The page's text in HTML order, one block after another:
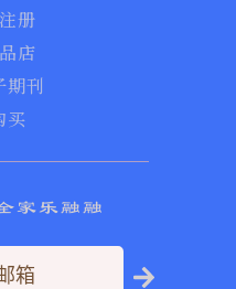
册
店
期刊
买
家乐融融